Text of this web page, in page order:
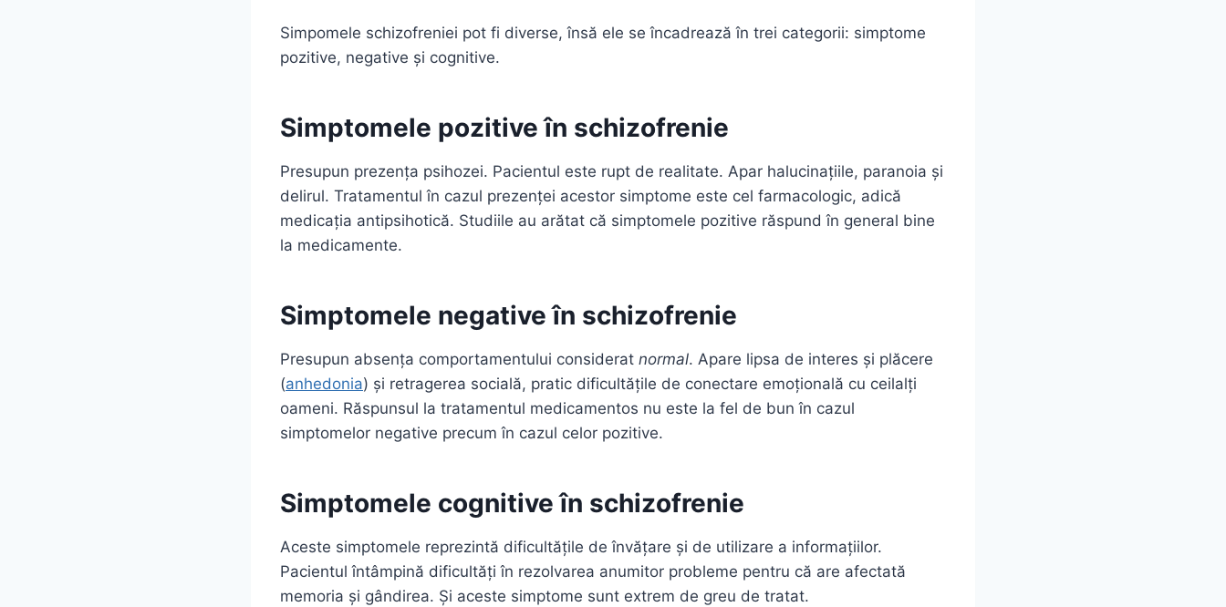
Simpomele schizofreniei pot fi diverse, însă ele se încadrează în trei categorii: simptome
pozitive, negative și cognitive.
Simptomele pozitive în schizofrenie
Presupun prezența psihozei. Pacientul este rupt de realitate. Apar halucinațiile, paranoia și
delirul. Tratamentul în cazul prezenței acestor simptome este cel farmacologic, adică
medicația antipsihotică. Studiile au arătat că simptomele pozitive răspund în general bine
la medicamente.
Simptomele negative în schizofrenie
Presupun absența comportamentului considerat normal. Apare lipsa de interes și plăcere
(anhedonia) și retragerea socială, pratic dificultățile de conectare emoțională cu ceilalți
oameni. Răspunsul la tratamentul medicamentos nu este la fel de bun în cazul
simptomelor negative precum în cazul celor pozitive.
Simptomele cognitive în schizofrenie
Aceste simptomele reprezintă dificultățile de învățare și de utilizare a informațiilor.
Pacientul întâmpină dificultăți în rezolvarea anumitor probleme pentru că are afectată
memoria și gândirea. Și aceste simptome sunt extrem de greu de tratat.